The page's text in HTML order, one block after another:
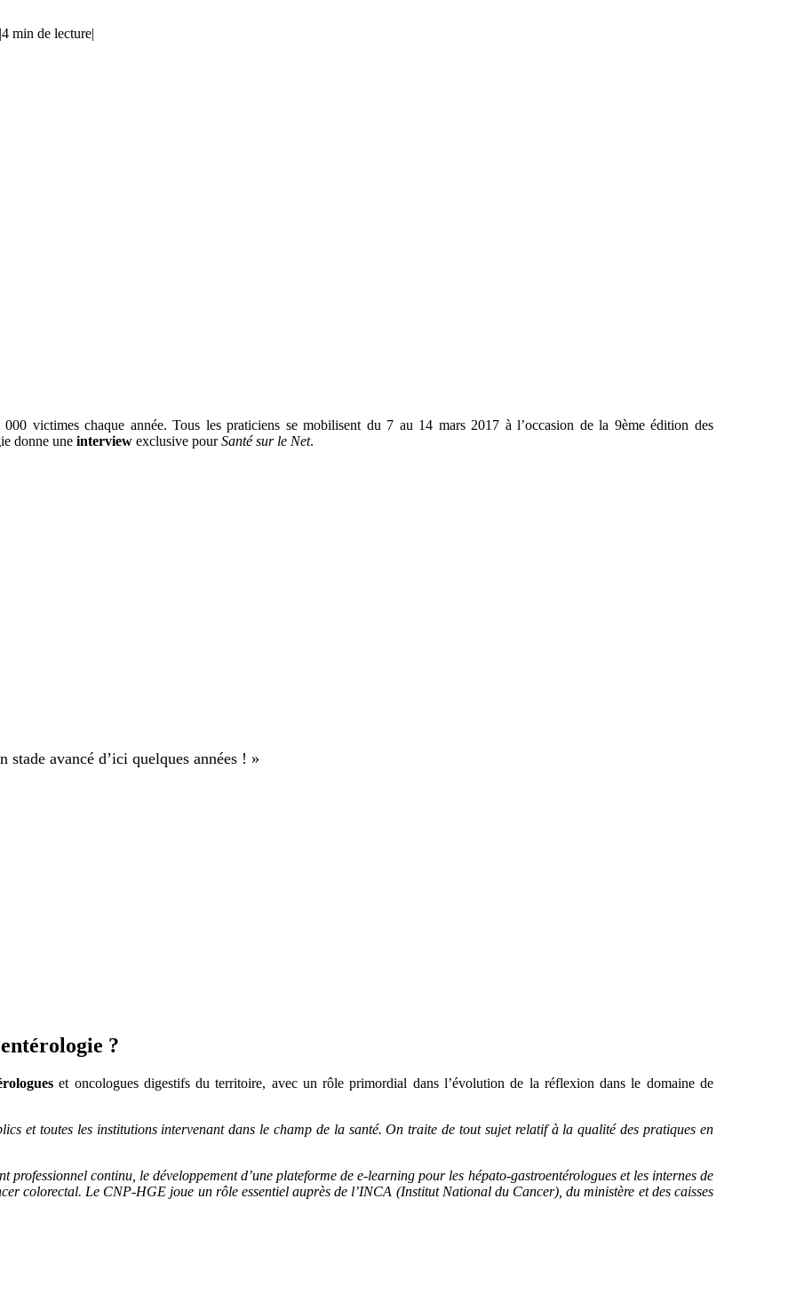
4 min de lecture|
victimes chaque année. Tous les praticiens se mobilisent du 7 au 14 mars 2017 à l’occasion de la 9ème édition des
donne une interviewexclusive pourSanté sur le Net.
avancé d’ici quelques années ! »
?
et oncologues digestifs du territoire, avec un rôle primordial dans l’évolution de la réflexion dans le domaine de
et toutes les institutions intervenant dans le champ de la santé. On traite de tout sujet relatif à la qualité des pratiques en
professionnel continu, le développement d’une plateforme de e-learning pour les hépato-gastroentérologues et les internes de
colorectal. Le CNP-HGE joue un rôle essentiel auprès de l’INCA (Institut National du Cancer), du ministère et des caisses